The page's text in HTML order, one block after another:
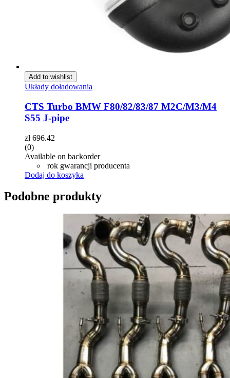
Add to wishlist
Układy doładowania
CTS Turbo BMW F80/82/83/87 M2C/M3/M4
S55 J-pipe
zł696.42
(0)
Available on backorder
rok gwarancji producenta
Dodaj do koszyka
Podobne produkty